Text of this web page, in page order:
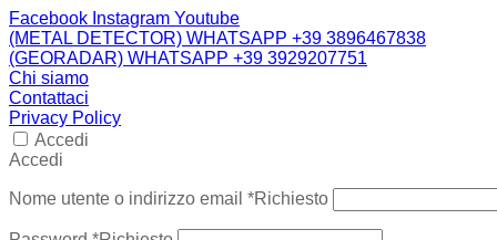
Facebook Instagram Youtube
(METAL DETECTOR) WHATSAPP +39 3896467838
(GEORADAR) WHATSAPP +39 3929207751
Chi siamo
Contattaci
Privacy Policy
Accedi
Accedi
Nome utente o indirizzo email *Richiesto